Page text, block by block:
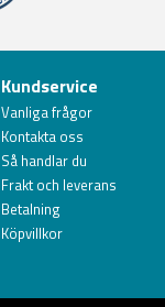
Kundservice
Vanliga frågor
Kontakta oss
Så handlar du
Frakt och leverans
Betalning
Köpvillkor